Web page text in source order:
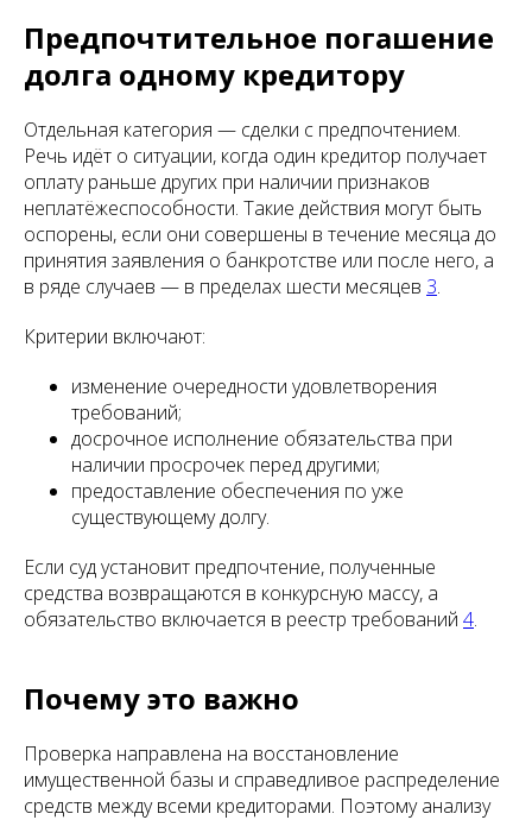
Предпочтительное погашение
долга одному кредитору
Отдельная категория — сделки с предпочтением.
Речь идёт о ситуации, когда один кредитор получает
оплату раньше других при наличии признаков
неплатёжеспособности. Такие действия могут быть
оспорены, если они совершены в течение месяца до
принятия заявления о банкротстве или после него, а
в ряде случаев — в пределах шести месяцев 3.
Критерии включают:
изменение очередности удовлетворения
требований;
досрочное исполнение обязательства при
наличии просрочек перед другими;
предоставление обеспечения по уже
существующему долгу.
Если суд установит предпочтение, полученные
средства возвращаются в конкурсную массу, а
обязательство включается в реестр требований 4.
Почему это важно
Проверка направлена на восстановление
имущественной базы и справедливое распределение
средств между всеми кредиторами. Поэтому анализу